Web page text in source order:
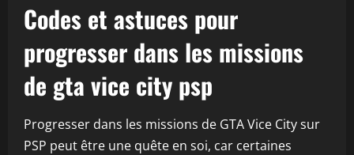
Codes et astuces pour
progresser dans les missions
de gta vice city psp
Progresser dans les missions de GTA Vice City sur
PSP peut être une quête en soi, car certaines